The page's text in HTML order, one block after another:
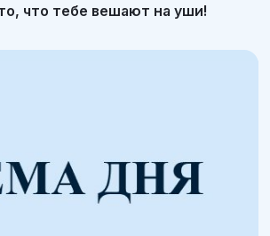
что тебе вешают на уши!